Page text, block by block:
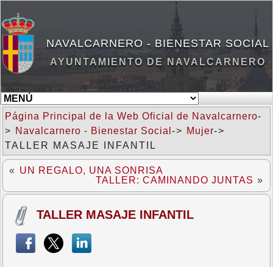
NAVALCARNERO - BIENESTAR SOCIAL
AYUNTAMIENTO DE NAVALCARNERO
Página Principal de la Web Oficial de Navalcarnero-
> Navalcarnero - Bienestar Social -> Mujer->
TALLER MASAJE INFANTIL
« UN REGALO, UNA SONRISA
TALLER: CAMINANDO JUNTAS »
TALLER MASAJE INFANTIL